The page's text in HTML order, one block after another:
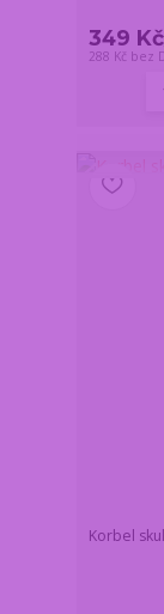
349 Kč
288 Kč bez
Korbel